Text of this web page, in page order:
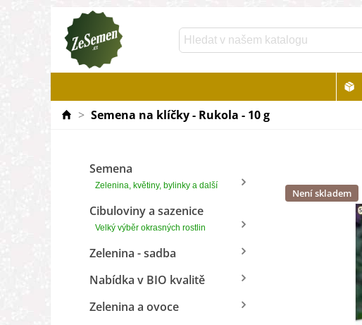
> Semena na klíčky - Rukola - 10 g
Semena
Zelenina, květiny, bylinky a další
Cibuloviny a sazenice
Velký výběr okrasných rostlin
Zelenina - sadba
Nabídka v BIO kvalitě
Zelenina a ovoce
Není skladem